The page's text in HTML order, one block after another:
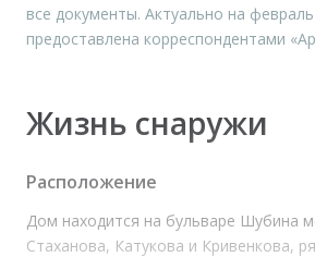
все документы. Актуально на
предоставлена корреспондентами
Жизнь ​​снаружи
Расположение
Дом находится на бульваре Шубина
Стаханова, Катукова и Кривенкова,